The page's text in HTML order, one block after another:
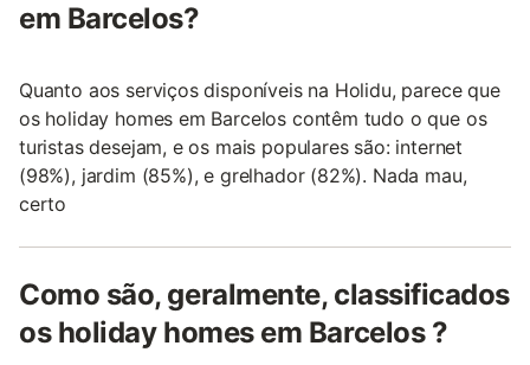
em Barcelos?
Quanto aos serviços disponíveis na Holidu, parece que
os holiday homes em Barcelos contêm tudo o que os
turistas desejam, e os mais populares são: internet
(98%), jardim (85%), e grelhador (82%). Nada mau,
certo
Como são, geralmente, classificados
os holiday homes em Barcelos ?